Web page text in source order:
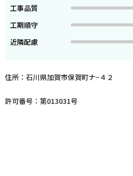
工事品質
工期順守
近隣配慮
住所：石川県加賀市保賀町ナ−４２
許可番号：第013031号